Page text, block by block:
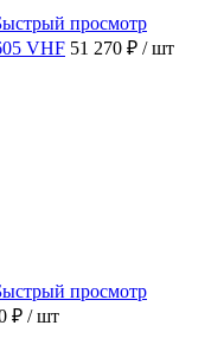
просмотр
VHF 51 270 ₽ / шт
просмотр
₽ / шт